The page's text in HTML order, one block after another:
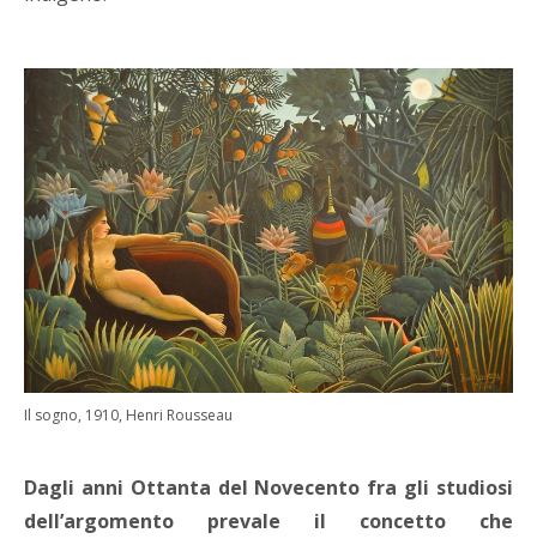
Il sogno, 1910, Henri Rousseau
Dagli anni Ottanta del Novecento fra gli studiosi
dell’argomento prevale il concetto che